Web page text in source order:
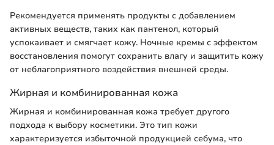
Рекомендуется применять продукты с добавлением
активных веществ, таких как пантенол, который
успокаивает и смягчает кожу. Ночные кремы с эффектом
восстановления помогут сохранить влагу и защитить кожу
от неблагоприятного воздействия внешней среды.
Жирная и комбинированная кожа
Жирная и комбинированная кожа требует другого
подхода к выбору косметики. Это тип кожи
характеризуется избыточной продукцией себума, что